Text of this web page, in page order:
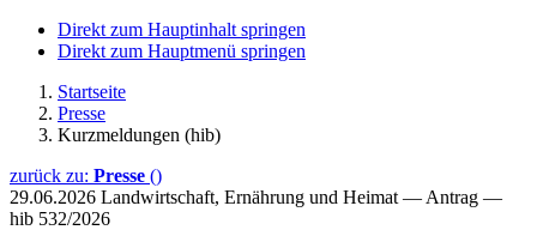
Direkt zum Hauptinhalt springen
Direkt zum Hauptmenü springen
Startseite
Presse
Kurzmeldungen (hib)
zurück zu: Presse ()
29.06.2026 Landwirtschaft, Ernährung und Heimat — Antrag —
hib 532/2026